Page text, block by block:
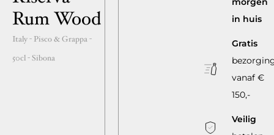
Rum Wood
Italy- Pisco & Grappa -
50cl-Sibona
in huis
Gratis
vanaf €
150,-
Veilig